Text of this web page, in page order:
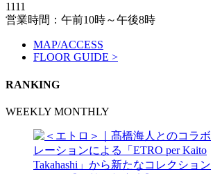
1111
営業時間：午前10時～午後8時
MAP/ACCESS
FLOOR GUIDE >
RANKING
WEEKLY MONTHLY